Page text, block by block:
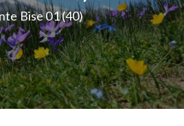
Bise 01 (40)